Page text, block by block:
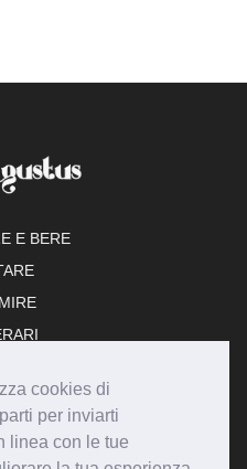
cookies di
per inviarti
linea con le tue
E BERE